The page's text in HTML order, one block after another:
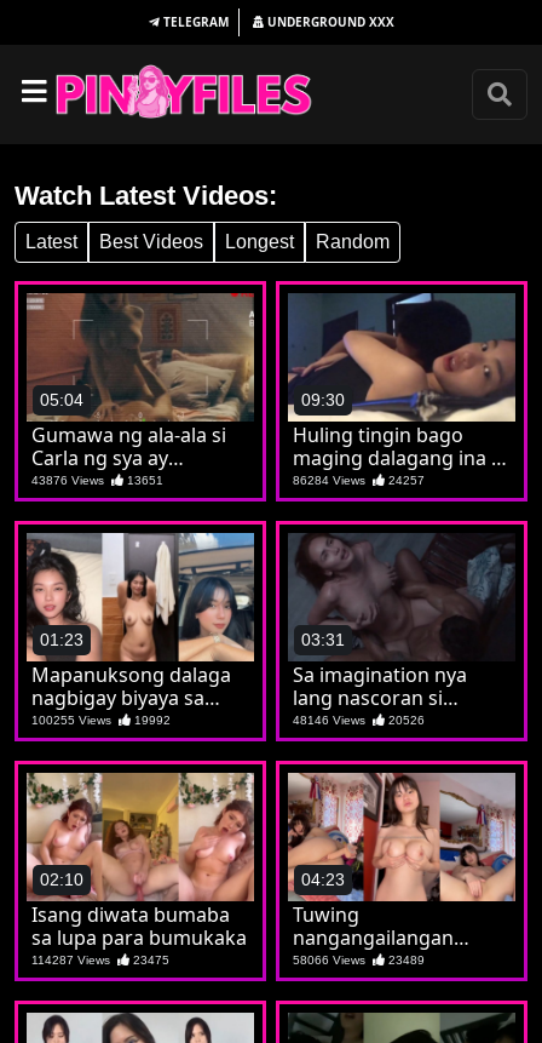
TELEGRAM UNDERGROUND XXX
Watch Latest Videos:
Latest Best Videos Longest Random
05:04
Gumawa ng ala-ala si
Carla ng sya ay
nagpakaputa at
pumatong sa batuta
43876 Views 13651
09:30
Huling tingin bago
maging dalagang ina si
Christine
86284 Views 24257
01:23
Mapanuksong dalaga
nagbigay biyaya sa
madla
100255 Views 19992
03:31
Sa imagination nya
lang nascoran si
Maricon
48146 Views 20526
02:10
Isang diwata bumaba
sa lupa para bumukaka
114287 Views 23475
04:23
Tuwing
nangangailangan
nagsoshow si Marian
58066 Views 23489